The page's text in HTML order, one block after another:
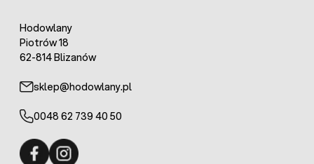
Hodowlany
Piotrów 18
62-814 Blizanów
sklep@hodowlany.pl
0048 62 739 40 50